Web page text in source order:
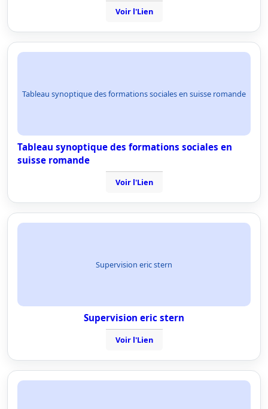
Voir l'Lien
Tableau synoptique des formations sociales en suisse romande
Tableau synoptique des formations sociales en
suisse romande
Voir l'Lien
Supervision eric stern
Supervision eric stern
Voir l'Lien